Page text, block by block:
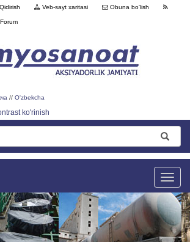
Qidirish Veb-sayt xaritasi Obuna bo'lish
Forum
// O'zbekcha
ko'rinish
Toggle